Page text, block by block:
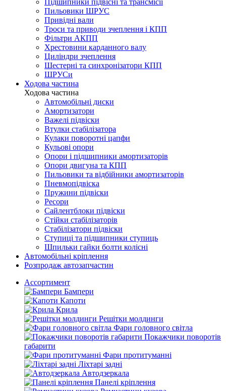
Підшипники підвісні та трансмісії
Пильовики ШРУС
Привідні вали
Троси та приводи зчеплення і КПП
Фільтри АКПП
Хрестовини карданного валу
Циліндри зчеплення
Шестерні та синхронізатори КПП
ШРУСи
Ходова частина
Ходова частина
Автомобільні диски
Амортизатори
Важелі підвіски
Втулки стабілізатора
Кулаки поворотні цапфи
Кульові опори
Опори і підшипники амортизаторів
Опори двигуна та КПП
Пильовики та відбійники амортизаторів
Пневмопідвіска
Пружини підвіски
Ресори
Сайлентблоки підвіски
Стійки стабілізаторів
Стабілізатори підвіски
Ступиці та підшипники ступиць
Шпильки гайки болти колісні
Автомобільні кріплення
Розпродаж автозапчастин
Ассортимент
Бампери
Капоти
Крила
Решітки молдинги
Фари головного світла
Покажчики поворотів
габарити
Фари протитуманні
Ліхтарі задні
Автодзеркала
Панелі кріплення